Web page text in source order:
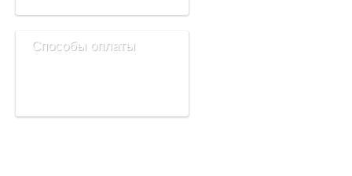
Способы оплаты